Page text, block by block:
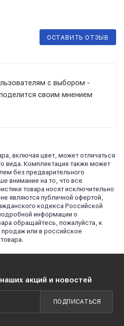
ОСТАВИТЬ ОТЗЫВ
с выбором -
своим мнением
включая цвет, может отличаться
вида. Комплектация также может
без предварительного
внимание на то, что все
товара носят исключительно
являются публичной офертой,
кодекса Российской
информации о
обращайтесь, пожалуйста, к
или в российское
акций и новостей
ПОДПИСАТЬСЯ